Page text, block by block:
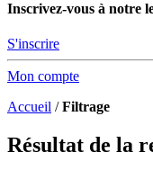
Inscrivez-vous à notre
S'inscrire
Mon compte
Accueil /Filtrage
Résultat de la